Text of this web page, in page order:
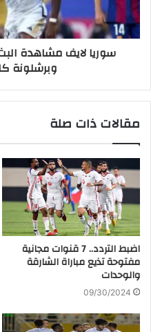
سوريا لايف مشاهدة
وبرشلونة
مقالات ذات صلة
اضبط التردد.. 7 قنوات مجانية
مفتوحة تذيع مباراة الشارقة
والوحدات
09/30/2024